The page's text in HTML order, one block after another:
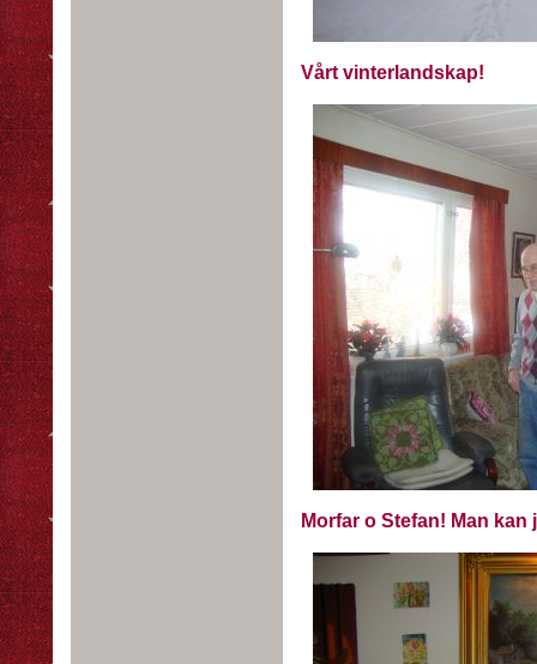
Vårt vinterlandskap!
Morfar o Stefan! Man kan